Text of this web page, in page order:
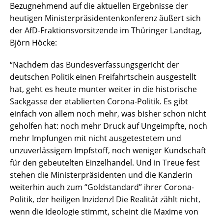
Bezugnehmend auf die aktuellen Ergebnisse der
heutigen Ministerpräsidentenkonferenz äußert sich
der AfD-Fraktionsvorsitzende im Thüringer Landtag,
Björn Höcke:
“Nachdem das Bundesverfassungsgericht der
deutschen Politik einen Freifahrtschein ausgestellt
hat, geht es heute munter weiter in die historische
Sackgasse der etablierten Corona-Politik. Es gibt
einfach von allem noch mehr, was bisher schon nicht
geholfen hat: noch mehr Druck auf Ungeimpfte, noch
mehr Impfungen mit nicht ausgetestetem und
unzuverlässigem Impfstoff, noch weniger Kundschaft
für den gebeutelten Einzelhandel. Und in Treue fest
stehen die Ministerpräsidenten und die Kanzlerin
weiterhin auch zum “Goldstandard” ihrer Corona-
Politik, der heiligen Inzidenz! Die Realität zählt nicht,
wenn die Ideologie stimmt, scheint die Maxime von